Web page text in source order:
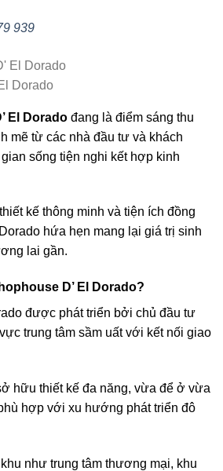
939
Dorado
El Dorado đang là điểm sáng thu
mẽ từ các nhà đầu tư và khách
sống tiện nghi kết hợp kinh
kế thông minh và tiện ích đồng
hứa hẹn mang lại giá trị sinh
lai gần.
D’ El Dorado?
được phát triển bởi chủ đầu tư
trung tâm sầm uất với kết nối giao
hữu thiết kế đa năng, vừa để ở vừa
hợp với xu hướng phát triển đô
như trung tâm thương mại, khu